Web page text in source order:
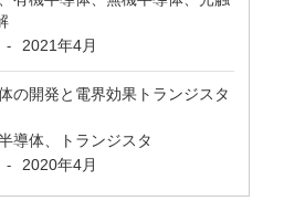
- 2021年4月
の開発と電界効果トランジスタ
導体、トランジスタ
- 2020年4月